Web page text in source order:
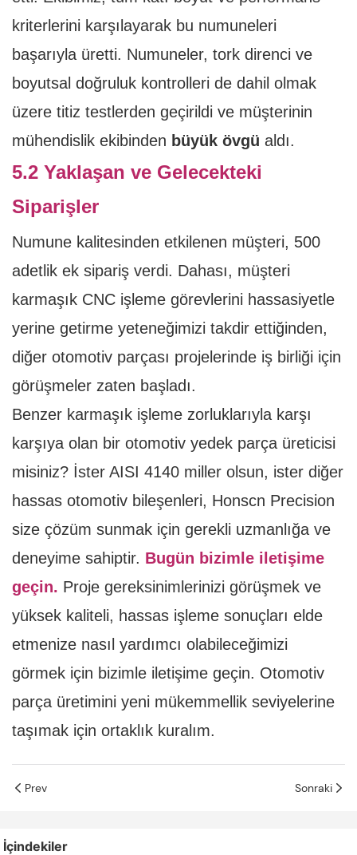
kriterlerini karşılayarak bu numuneleri
başarıyla üretti. Numuneler, tork direnci ve
boyutsal doğruluk kontrolleri de dahil olmak
üzere titiz testlerden geçirildi ve müşterinin
mühendislik ekibinden büyük övgü aldı.
5.2 Yaklaşan ve Gelecekteki
Siparişler
Numune kalitesinden etkilenen müşteri, 500
adetlik ek sipariş verdi. Dahası, müşteri
karmaşık CNC işleme görevlerini hassasiyetle
yerine getirme yeteneğimizi takdir ettiğinden,
diğer otomotiv parçası projelerinde iş birliği için
görüşmeler zaten başladı.
Benzer karmaşık işleme zorluklarıyla karşı
karşıya olan bir otomotiv yedek parça üreticisi
misiniz? İster AISI 4140 miller olsun, ister diğer
hassas otomotiv bileşenleri, Honscn Precision
size çözüm sunmak için gerekli uzmanlığa ve
deneyime sahiptir. Bugün bizimle iletişime
geçin. Proje gereksinimlerinizi görüşmek ve
yüksek kaliteli, hassas işleme sonuçları elde
etmenize nasıl yardımcı olabileceğimizi
görmek için bizimle iletişime geçin. Otomotiv
parça üretimini yeni mükemmellik seviyelerine
taşımak için ortaklık kuralım.
Prev Sonraki
İçindekiler